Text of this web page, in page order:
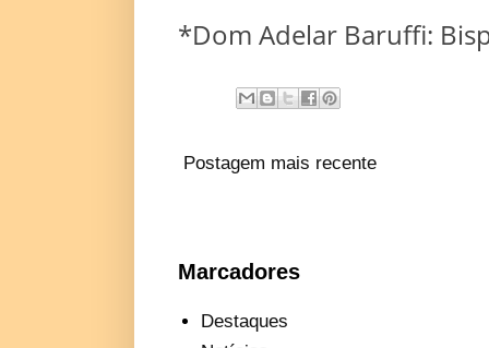
*Dom Adelar Baruffi:
Postagem mais recente
Marcadores
Destaques